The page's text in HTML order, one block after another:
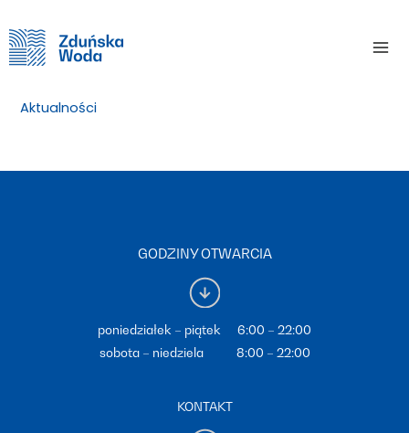
to
content
Aktualności
GODZINY OTWARCIA
poniedziałek – piątek 6:00 – 22:00
sobota – niedziela 8:00 – 22:00
KONTAKT